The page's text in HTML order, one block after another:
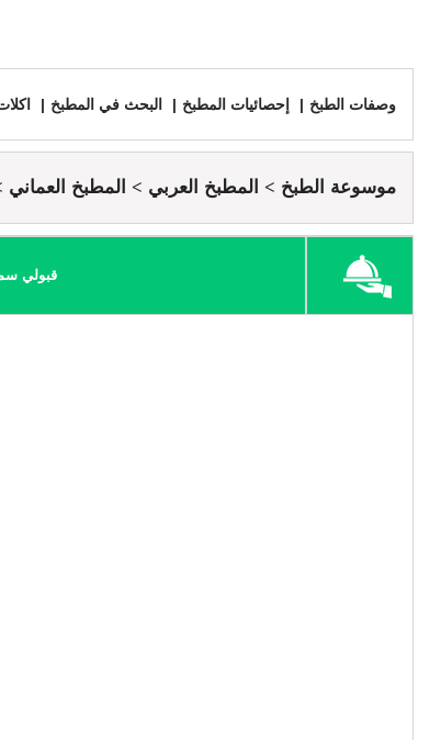
وصفات الطبخ إحصائيات المطبخ البحث في المطبخ
موسوعة الطبخ المطبخ العربي المطبخ العماني
قبولي